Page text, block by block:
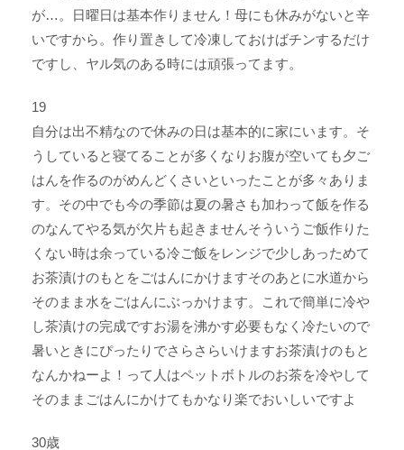
が…。日曜日は基本作りません！母にも休みがないと辛
いですから。作り置きして冷凍しておけばチンするだけ
ですし、ヤル気のある時には頑張ってます。
19
自分は出不精なので休みの日は基本的に家にいます。そ
うしていると寝てることが多くなりお腹が空いても夕ご
はんを作るのがめんどくさいといったことが多々ありま
す。その中でも今の季節は夏の暑さも加わって飯を作る
のなんてやる気が欠片も起きませんそういうご飯作りた
くない時は余っている冷ご飯をレンジで少しあっためて
お茶漬けのもとをごはんにかけますそのあとに水道から
そのまま水をごはんにぶっかけます。これで簡単に冷や
し茶漬けの完成ですお湯を沸かす必要もなく冷たいので
暑いときにぴったりでさらさらいけますお茶漬けのもと
なんかねーよ！って人はペットボトルのお茶を冷やして
そのままごはんにかけてもかなり楽でおいしいですよ
30歳